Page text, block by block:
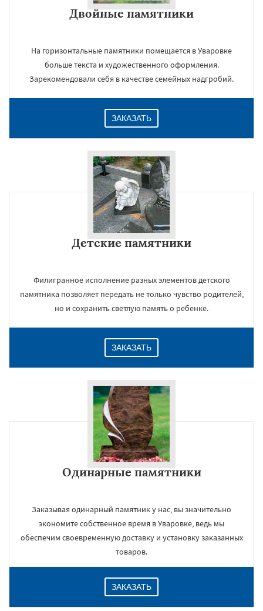
Двойные памятники
На горизонтальные памятники помещается в Уваровке
больше текста и художественного оформления.
Зарекомендовали себя в качестве семейных надгробий.
ЗАКАЗАТЬ
Детские памятники
Филигранное исполнение разных элементов детского
памятника позволяет передать не только чувство родителей,
но и сохранить светлую память о ребенке.
ЗАКАЗАТЬ
Одинарные памятники
Заказывая одинарный памятник у нас, вы значительно
экономите собственное время в Уваровке, ведь мы
обеспечим своевременную доставку и установку заказанных
товаров.
ЗАКАЗАТЬ